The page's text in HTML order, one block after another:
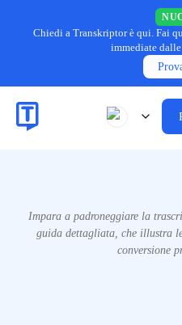
Chiedi a Transkriptor è qui. Fai
immediate
Impara a padroneggiare la
guida dettagliata, che illustra
conversione